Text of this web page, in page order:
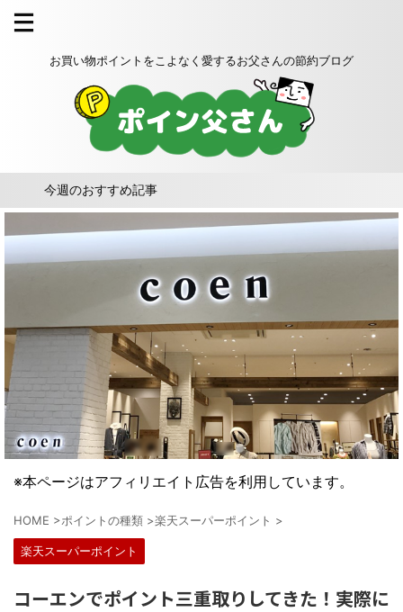
お買い物ポイントをこよなく愛するお父さんの節約ブログ
今週のおすすめ記事
※本ページはアフィリエイト広告を利用しています。
HOME >ポイントの種類 >楽天スーパーポイント >
楽天スーパーポイント
コーエンでポイント三重取りしてきた！実際に